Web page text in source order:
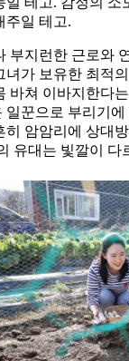
주일 테고.
부지런한 근로와
가 보유한 최적
바쳐 이바지한다
일꾼으로 부리기
히 암암리에 상대
유대는 빛깔이 다